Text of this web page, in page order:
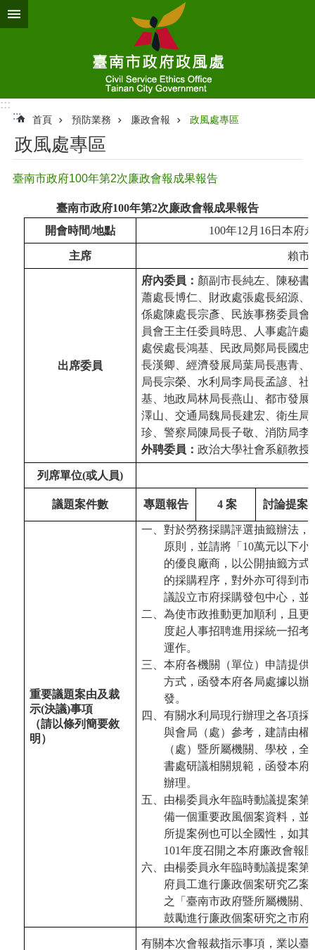
跳到主要內容區塊
:::
:::
首頁 預防業務 廉政會報 政風處專區
政風處專區
臺南市政府100年第2次廉政會報成果報告
臺南市政府100年第2次廉政會報成果報告
開會時間/地點
100年12月16日本府
主席 賴市
出席委員
府內委員： 顏副市長純左、陳秘
蕭處長博仁、財政處張處長紹源
係處陳處長宗彥、民族事務委員
員會王主任委員時思、人事處許
處侯處長鴻基、民政局鄭局長國
長漢卿、經濟發展局葉局長惠青
局長宗榮、水利局李局長孟諺、
基、地政局林局長燕山、都市發
澤山、交通局魏局長建宏、衛生
珍、警察局陳局長子敬、消防局
外聘委員：政治大學社會系顧教授
列席單位(或人員)
議題案件數 專題報告 4 案 討論提案
重要議題案由及裁
示(決議)事項
（請以條列簡要敘
明）
一、對於勞務採購評選抽籤辦法
原則，並請將「10萬元以下
的優良廠商，以公開抽籤方
的採購程序，對外亦可得到
議設立市府採購發包中心，並
二、為使市政推動更加順利，且
度起人事招聘進用採統一招
運作。
三、本府各機關（單位）申請提
方式，函發本府各局處據以
發。
四、有關水利局現行辦理之各項
與會局（處）參考，建請由
（處）暨所屬機關、學校，
書處研議相關規範，函發本
辦理。
五、由楊委員永年臨時動議提案
備一個重要政風個案資料，
所提案例也可以全國性，如
101年度召開之本府廉政會報
六、由楊委員永年臨時動議提案
府員工進行廉政個案研究乙
之「臺南市政府暨所屬機關
鼓勵進行廉政個案研究之市府
有關本次會報裁指示事項，業以臺